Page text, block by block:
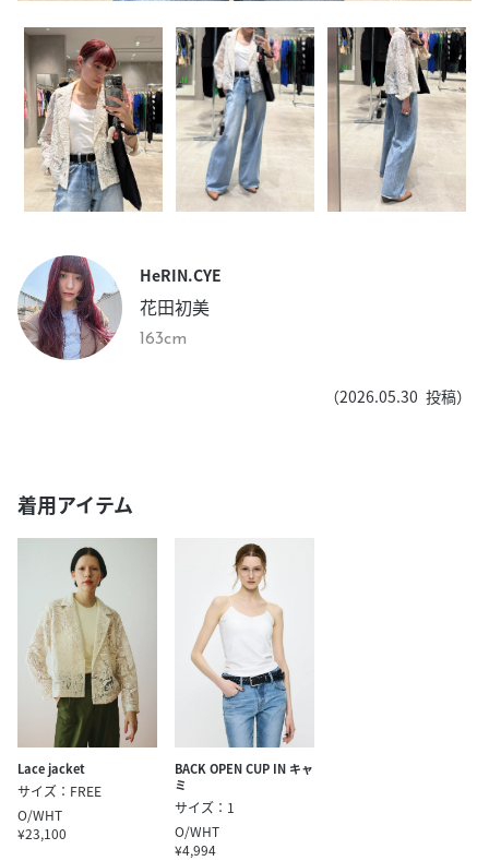
HeRIN.CYE
花田初美
163cm
（2026.05.30 投稿）
着用アイテム
Lace jacket
サイズ：FREE
O/WHT
¥23,100
BACK OPEN CUP IN キャ
ミ
サイズ：1
O/WHT
¥4,994